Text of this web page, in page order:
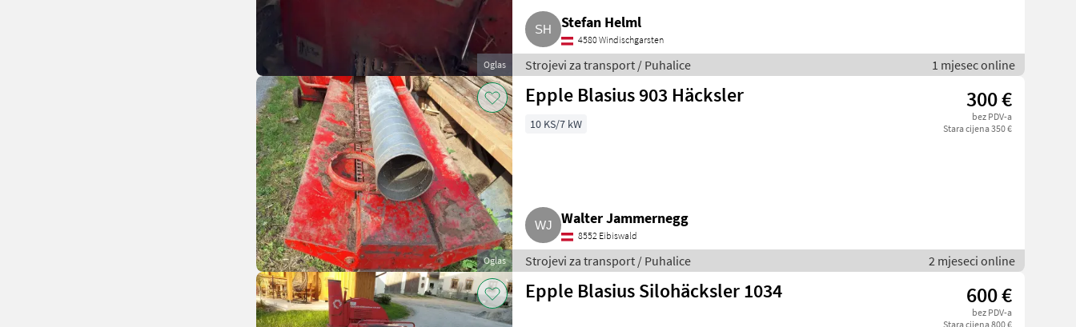
Oglas
Stefan Helml
4580 Windischgarsten
Strojevi za transport / Puhalice 1 mjesec online
Oglas
Epple Blasius 903 Häcksler 300 €
bez PDV-a
Stara cijena 350 €
10 KS/7 kW
Walter Jammernegg
8552 Eibiswald
Strojevi za transport / Puhalice 2 mjeseci online
Epple Blasius Silohäcksler 1034 600 €
bez PDV-a
Stara cijena 800 €